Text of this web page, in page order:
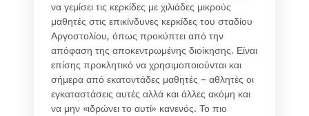
να γεμίσει τις κερκίδες με χιλιάδες μικρούς
μαθητές στις επικίνδυνες κερκίδες του σταδίου
Αργοστολίου, όπως προκύπτει από την
απόφαση της αποκεντρωμένης διοίκησης. Είναι
επίσης προκλητικό να χρησιμοποιούνται και
σήμερα από εκατοντάδες μαθητές – αθλητές οι
εγκαταστάσεις αυτές αλλά και άλλες ακόμη και
να μην «ιδρώνει το αυτί» κανενός. Το πιο